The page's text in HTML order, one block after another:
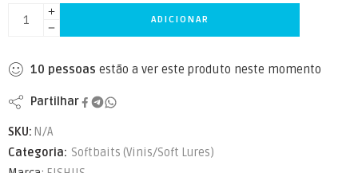
ADICIONAR
10 pessoas estão a ver este produto neste momento
Partilhar
SKU: N/A
Categoria: Softbaits (Vinis/Soft Lures)